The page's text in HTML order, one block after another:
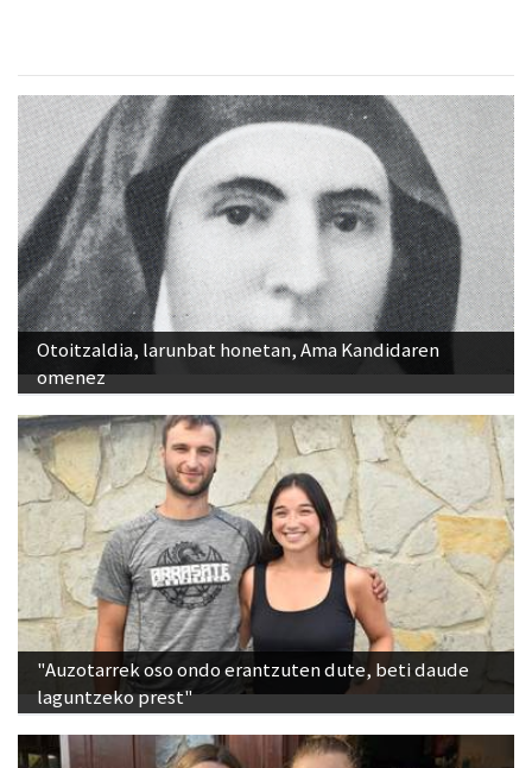
Otoitzaldia, larunbat honetan, Ama Kandidaren
omenez
"Auzotarrek oso ondo erantzuten dute, beti daude
laguntzeko prest"